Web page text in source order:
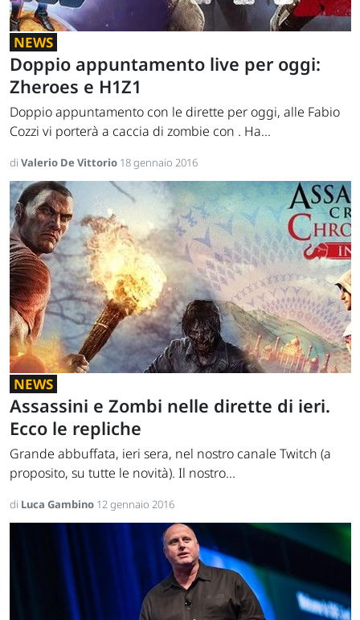
NEWS
Doppio appuntamento live per oggi:
Zheroes e H1Z1
Doppio appuntamento con le dirette per oggi, alle Fabio
Cozzi vi porterà a caccia di zombie con . Ha...
di Valerio De Vittorio 18 gennaio 2016
NEWS
Assassini e Zombi nelle dirette di ieri.
Ecco le repliche
Grande abbuffata, ieri sera, nel nostro canale Twitch (a
proposito, su tutte le novità). Il nostro...
di Luca Gambino 12 gennaio 2016